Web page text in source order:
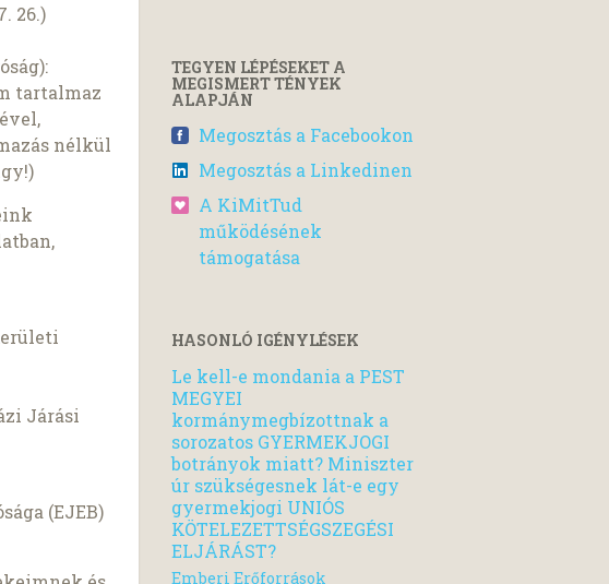
26.)
tartalmaz
nélkül
Járási
(EJEB)
TEGYEN LÉPÉSEKET A
MEGISMERT TÉNYEK
ALAPJÁN
Megosztás a Facebookon
Megosztás a Linkedinen
A KiMitTud
működésének
támogatása
HASONLÓ IGÉNYLÉSEK
Le kell-e mondania a PEST
MEGYEI
kormánymegbízottnak a
sorozatos GYERMEKJOGI
botrányok miatt? Miniszter
úr szükségesnek lát-e egy
gyermekjogi UNIÓS
KÖTELEZETTSÉGSZEGÉSI
ELJÁRÁST?
Emberi Erőforrások